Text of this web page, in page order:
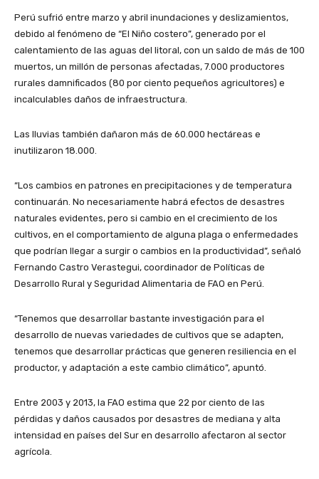
Perú sufrió entre marzo y abril inundaciones y deslizamientos,
debido al fenómeno de “El Niño costero”, generado por el
calentamiento de las aguas del litoral, con un saldo de más de 100
muertos, un millón de personas afectadas, 7.000 productores
rurales damnificados (80 por ciento pequeños agricultores) e
incalculables daños de infraestructura.
Las lluvias también dañaron más de 60.000 hectáreas e
inutilizaron 18.000.
“Los cambios en patrones en precipitaciones y de temperatura
continuarán. No necesariamente habrá efectos de desastres
naturales evidentes, pero si cambio en el crecimiento de los
cultivos, en el comportamiento de alguna plaga o enfermedades
que podrían llegar a surgir o cambios en la productividad”, señaló
Fernando Castro Verastegui, coordinador de Políticas de
Desarrollo Rural y Seguridad Alimentaria de FAO en Perú.
“Tenemos que desarrollar bastante investigación para el
desarrollo de nuevas variedades de cultivos que se adapten,
tenemos que desarrollar prácticas que generen resiliencia en el
productor, y adaptación a este cambio climático”, apuntó.
Entre 2003 y 2013, la FAO estima que 22 por ciento de las
pérdidas y daños causados por desastres de mediana y alta
intensidad en países del Sur en desarrollo afectaron al sector
agrícola.